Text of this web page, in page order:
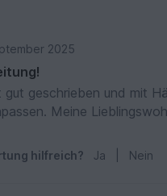
2025
gut geschrieben und mit
Meine
Farbe gehäkelt....
hilfreich? Ja Nein